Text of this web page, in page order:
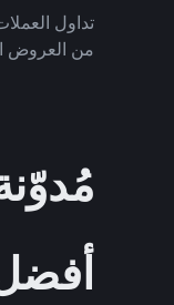
تداول
من العروض